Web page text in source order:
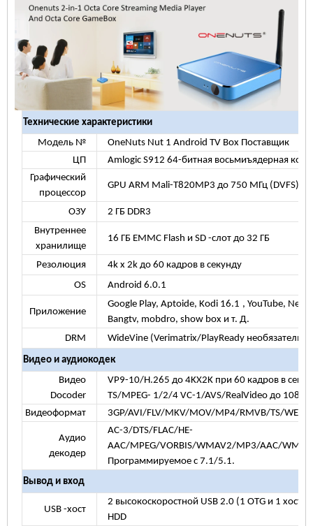
Технические характеристики
Модель №
OneNuts Nut 1 Android TV Box Поставщик
ЦП
Amlogic S912 64-битная восьмиъядерная
Графический
процессор
GPU ARM Mali-T820MP3 до 750 МГц (DVFS)
ОЗУ
2 ГБ DDR3
Внутреннее
хранилище
16 ГБ EMMC Flash и SD -слот до 32 ГБ
Резолюция
4k x 2k до 60 кадров в секунду
OS
Android 6.0.1
Приложение
Google Play, Aptoide, Kodi 16.1 , YouTube,
Bangtv, mobdro, show box и т. Д.
DRM
WideVine (Verimatrix/PlayReady
Видео и аудиокодек
Видео
Docoder
VP9-10/H.265 до 4KX2K при 60 кадров в
TS/MPEG- 1/2/4 VC-1/AVS/RealVideo до
Видеоформат
3GP/AVI/FLV/MKV/MOV/MP4/RMVB/TS/
Аудио
декодер
AC-3/DTS/FLAC/HE-
AAC/MPEG/VORBIS/WMAV2/MP3/AAC/WMA/
Программируемое с 7.1/5.1.
Вывод и вход
USB -хост
2 высокоскоростной USB 2.0 (1 OTG и 1
HDD